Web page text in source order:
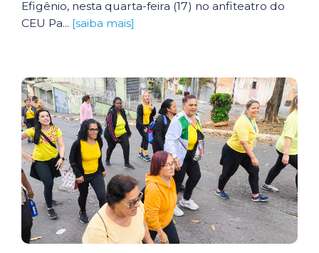
Efigênio, nesta quarta-feira (17) no anfiteatro do
CEU Pa... [saiba mais]